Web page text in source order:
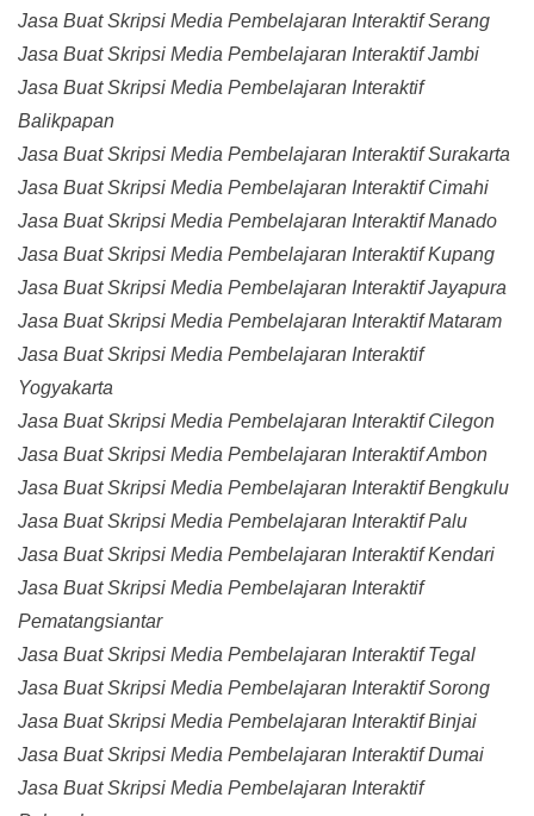
Jasa Buat Skripsi Media Pembelajaran Interaktif Serang
Jasa Buat Skripsi Media Pembelajaran Interaktif Jambi
Jasa Buat Skripsi Media Pembelajaran Interaktif
Balikpapan
Jasa Buat Skripsi Media Pembelajaran Interaktif Surakarta
Jasa Buat Skripsi Media Pembelajaran Interaktif Cimahi
Jasa Buat Skripsi Media Pembelajaran Interaktif Manado
Jasa Buat Skripsi Media Pembelajaran Interaktif Kupang
Jasa Buat Skripsi Media Pembelajaran Interaktif Jayapura
Jasa Buat Skripsi Media Pembelajaran Interaktif Mataram
Jasa Buat Skripsi Media Pembelajaran Interaktif
Yogyakarta
Jasa Buat Skripsi Media Pembelajaran Interaktif Cilegon
Jasa Buat Skripsi Media Pembelajaran Interaktif Ambon
Jasa Buat Skripsi Media Pembelajaran Interaktif Bengkulu
Jasa Buat Skripsi Media Pembelajaran Interaktif Palu
Jasa Buat Skripsi Media Pembelajaran Interaktif Kendari
Jasa Buat Skripsi Media Pembelajaran Interaktif
Pematangsiantar
Jasa Buat Skripsi Media Pembelajaran Interaktif Tegal
Jasa Buat Skripsi Media Pembelajaran Interaktif Sorong
Jasa Buat Skripsi Media Pembelajaran Interaktif Binjai
Jasa Buat Skripsi Media Pembelajaran Interaktif Dumai
Jasa Buat Skripsi Media Pembelajaran Interaktif